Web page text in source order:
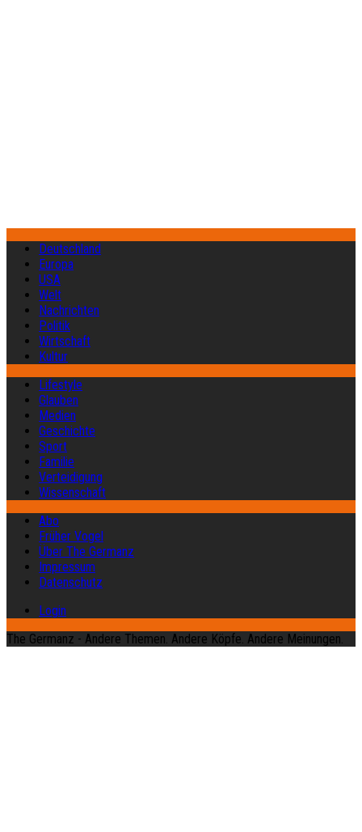
Deutschland
Europa
USA
Welt
Nachrichten
Politik
Wirtschaft
Kultur
Lifestyle
Glauben
Medien
Geschichte
Sport
Familie
Verteidigung
Wissenschaft
Abo
Früher Vogel
Über The Germanz
Impressum
Datenschutz
Login
The Germanz - Andere Themen. Andere Köpfe. Andere Meinungen.